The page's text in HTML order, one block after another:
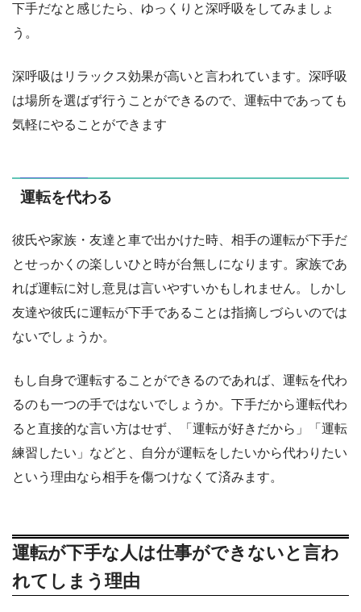
下手だなと感じたら、ゆっくりと深呼吸をしてみましょ
う。
深呼吸はリラックス効果が高いと言われています。深呼吸
は場所を選ばず行うことができるので、運転中であっても
気軽にやることができます
運転を代わる
彼氏や家族・友達と車で出かけた時、相手の運転が下手だ
とせっかくの楽しいひと時が台無しになります。家族であ
れば運転に対し意見は言いやすいかもしれません。しかし
友達や彼氏に運転が下手であることは指摘しづらいのでは
ないでしょうか。
もし自身で運転することができるのであれば、運転を代わ
るのも一つの手ではないでしょうか。下手だから運転代わ
ると直接的な言い方はせず、「運転が好きだから」「運転
練習したい」などと、自分が運転をしたいから代わりたい
という理由なら相手を傷つけなくて済みます。
運転が下手な人は仕事ができないと言わ
れてしまう理由